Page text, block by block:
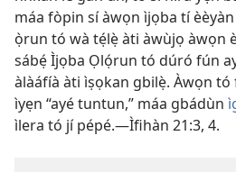
máa fòpin sí àwọn ìjọba tí
ọ̀run tó wà tẹ́lẹ̀ àti àwùjọ àwọn
sábẹ́ Ìjọba Ọlọ́run tó dúró fún
àlàáfíà àti ìṣọkan gbilẹ̀. Àwọn
ìyẹn “ayé tuntun,” máa gbádùn
ìlera tó jí pépé.—Ìfihàn 21:3, 4.